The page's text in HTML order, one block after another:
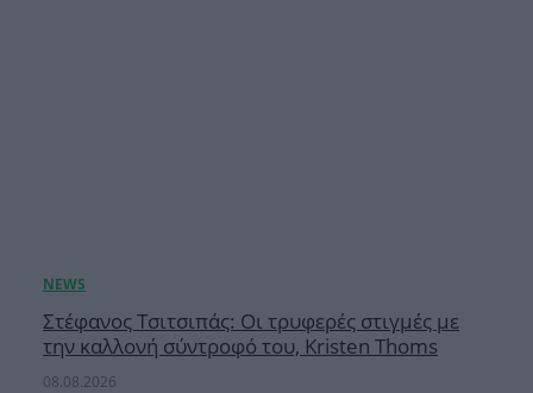
Στέφανος Τσιτσιπάς: Οι τρυφερές στιγμές με
την καλλονή σύντροφό του, Kristen Thoms
08.08.2026